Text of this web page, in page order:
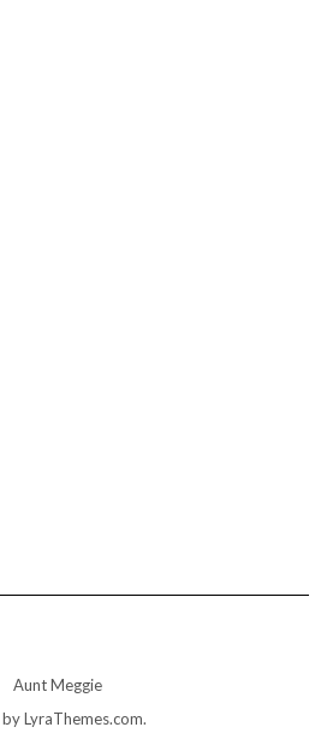
Aunt Meggie
by LyraThemes.com.